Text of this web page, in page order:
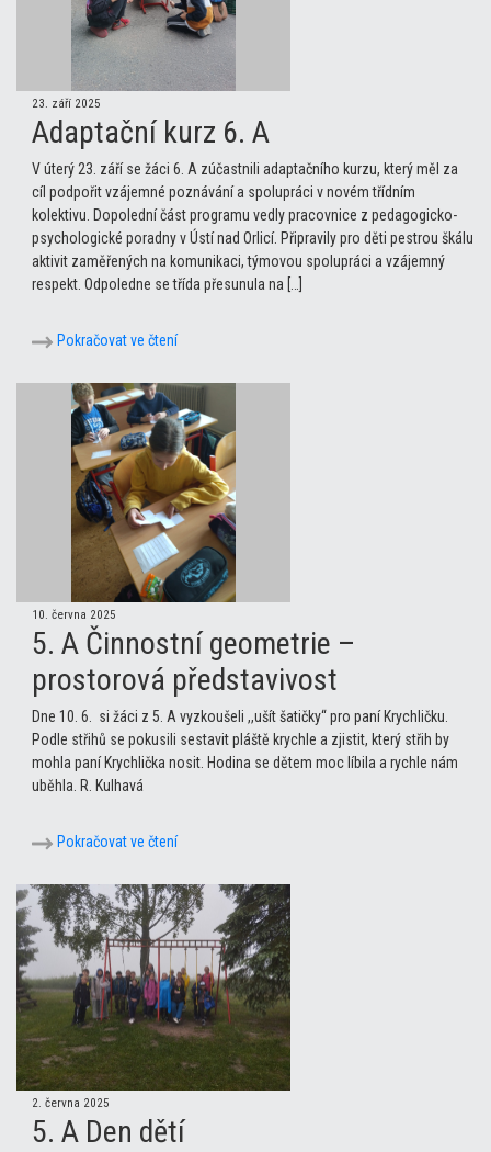
23. září 2025
Adaptační kurz 6. A
V úterý 23. září se žáci 6. A zúčastnili adaptačního kurzu, který měl za
cíl podpořit vzájemné poznávání a spolupráci v novém třídním
kolektivu. Dopolední část programu vedly pracovnice z pedagogicko-
psychologické poradny v Ústí nad Orlicí. Připravily pro děti pestrou škálu
aktivit zaměřených na komunikaci, týmovou spolupráci a vzájemný
respekt. Odpoledne se třída přesunula na […]
Pokračovat ve čtení
10. června 2025
5. A Činnostní geometrie –
prostorová představivost
Dne 10. 6. si žáci z 5. A vyzkoušeli ,,ušít šatičky“ pro paní Krychličku.
Podle střihů se pokusili sestavit pláště krychle a zjistit, který střih by
mohla paní Krychlička nosit. Hodina se dětem moc líbila a rychle nám
uběhla. R. Kulhavá
Pokračovat ve čtení
2. června 2025
5. A Den dětí